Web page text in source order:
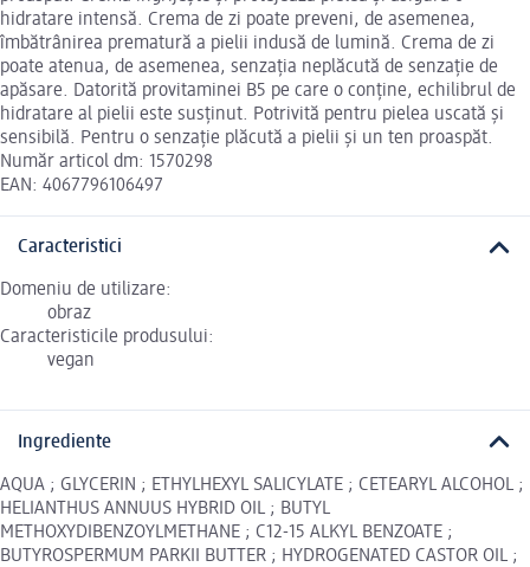
hidratare intensă. Crema de zi poate preveni, de asemenea,
îmbătrânirea prematură a pielii indusă de lumină. Crema de zi
poate atenua, de asemenea, senzația neplăcută de senzație de
apăsare. Datorită provitaminei B5 pe care o conține, echilibrul de
hidratare al pielii este susținut. Potrivită pentru pielea uscată și
sensibilă. Pentru o senzație plăcută a pielii și un ten proaspăt.
Număr articol dm: 1570298
EAN: 4067796106497
Caracteristici
Domeniu de utilizare:
obraz
Caracteristicile produsului:
vegan
Ingrediente
AQUA ; GLYCERIN ; ETHYLHEXYL SALICYLATE ; CETEARYL ALCOHOL ;
HELIANTHUS ANNUUS HYBRID OIL ; BUTYL
METHOXYDIBENZOYLMETHANE ; C12-15 ALKYL BENZOATE ;
BUTYROSPERMUM PARKII BUTTER ; HYDROGENATED CASTOR OIL ;